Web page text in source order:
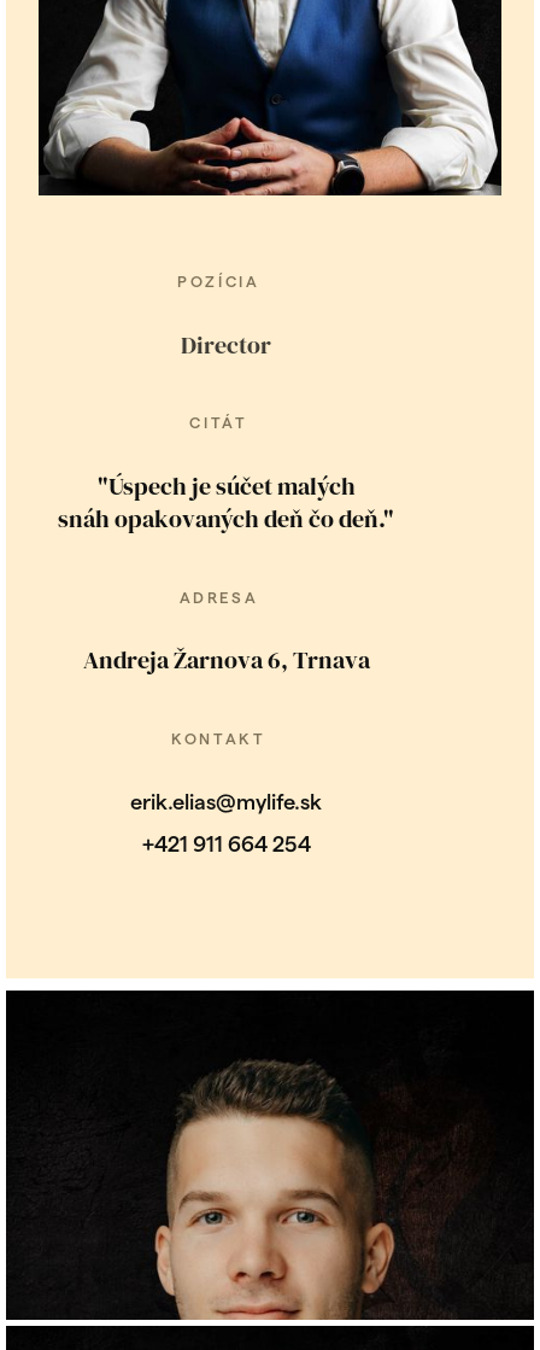
POZÍCIA
Director
CITÁT
"Úspech je súčet malých
snáh opakovaných deň čo deň."
ADRESA
Andreja Žarnova 6, Trnava
KONTAKT
erik.elias@mylife.sk
+421 911 664 254